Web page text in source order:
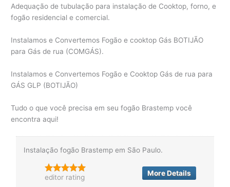
Adequação de tubulação para instalação de Cooktop, forno, e
fogão residencial e comercial.
Instalamos e Convertemos Fogão e cooktop Gás BOTIJÃO
para Gás de rua (COMGÁS).
Instalamos e Convertemos Fogão e Cooktop Gás de rua para
GÁS GLP (BOTIJÃO)
Tudo o que você precisa em seu fogão Brastemp você
encontra aqui!
Instalação fogão Brastemp em São Paulo.
editor rating More Details